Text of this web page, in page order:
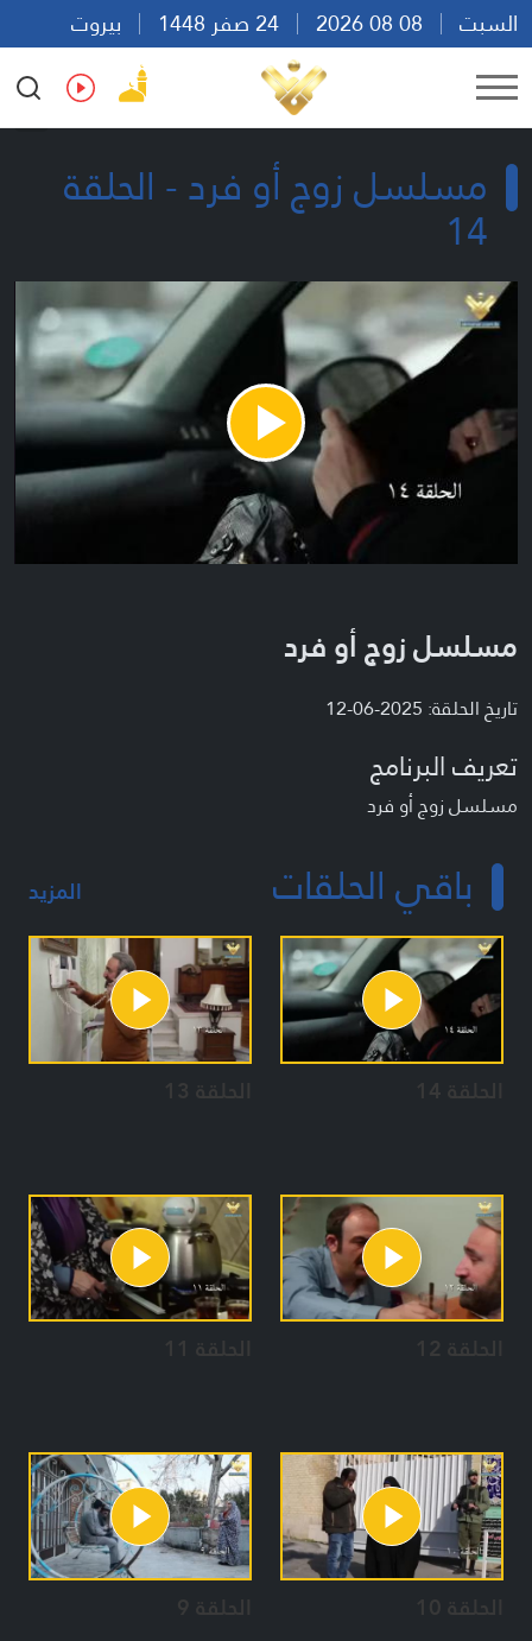
السبت
بيروت
07:03
Ar En Fr Es
مسلسل زوج أو فرد - الحلقة
14
Play
Video
مسلسل زوج أو فرد
تاريخ الحلقة: 2025-06-12
تعريف البرنامج
مسلسل زوج أو فرد
باقي الحلقات المزيد
الحلقة 14 الحلقة 13
الحلقة 12 الحلقة 11
الحلقة 10 الحلقة 9